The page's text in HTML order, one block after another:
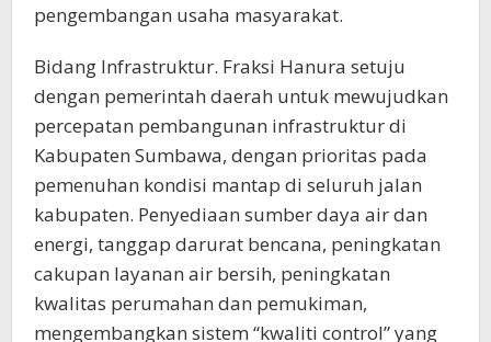
pengembangan usaha masyarakat.
Bidang Infrastruktur. Fraksi Hanura setuju
dengan pemerintah daerah untuk mewujudkan
percepatan pembangunan infrastruktur di
Kabupaten Sumbawa, dengan prioritas pada
pemenuhan kondisi mantap di seluruh jalan
kabupaten. Penyediaan sumber daya air dan
energi, tanggap darurat bencana, peningkatan
cakupan layanan air bersih, peningkatan
kwalitas perumahan dan pemukiman,
mengembangkan sistem “kwaliti control” yang